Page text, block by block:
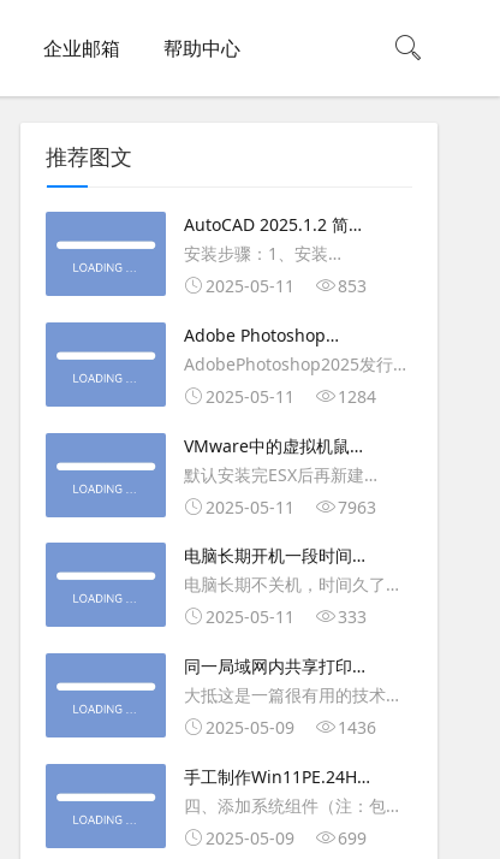
企业邮箱 帮助中心
推荐图文
AutoCAD 2025.1.2 简体
中文版（64位）破解版下
载
安装步骤：1、安装
AutoCAD_2025.1.2_Update3、
复制Crack里面的文件到
AutoCAD安装目录里，覆盖同
名文件4、完最低
2025-05-11 853
Adobe Photoshop
2025（v26.6.1）多语言
破解版下载
AdobePhotoshop2025发行
年：2025版本：26.6.1.7开发
平台：WindowsX64界面语
言：英语/匈牙利/匈牙利/越南/
荷兰/印尼/西班牙/西班牙语/意
大利
2025-05-11 1284
VMware中的虚拟机鼠标
移动缓慢,VMware虚拟机
卡顿慢,鼠标移动卡顿问题
默认安装完ESX后再新建
WINDOWS虚拟主机，如
操作虚拟主机，鼠标会非常
钝，这是因为虚拟机没有鼠标
驱动，通过安装vmwaretool后
就可以解决此问
2025-05-11 7963
电脑长期开机一段时间就
卡顿怎么处理
电脑长期不关机，时间久了就
会一直卡，CPU和内存都没占
久，打开任务管理器5秒钟。一
般重启下电脑就可以了或重启
下资源管理器(explorer.exe进
程).
2025-05-11 333
同一局域网内共享打印机
的连接及相关问题解决方
法
大抵这是一篇很有用的技术教
程文章吧！涉及的内容普遍而
不自觉地点赞收藏吧~包含内容
有：共享前的准备工作在设置
打印机共享之前，你得先确保
2025-05-09 1436
手工制作Win11PE.24H2
LTSC2024详细教程2
四、添加系统组件（注：包含
DWM、BitLocker解锁、MMC
2025-05-09 699